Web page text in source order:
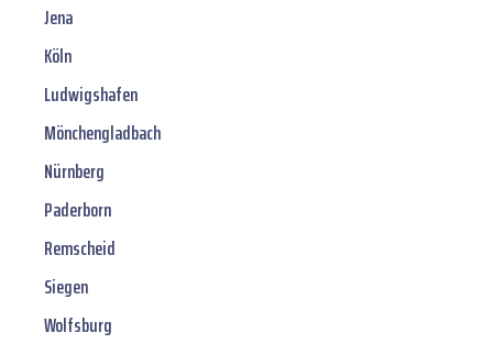
Jena
Köln
Ludwigshafen
Mönchengladbach
Nürnberg
Paderborn
Remscheid
Siegen
Wolfsburg